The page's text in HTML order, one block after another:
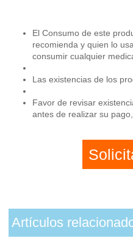
El Consumo de este
recomienda y quien lo
consumir cualquier
Las existencias de los
Favor de revisar
antes de realizar su
Artículos